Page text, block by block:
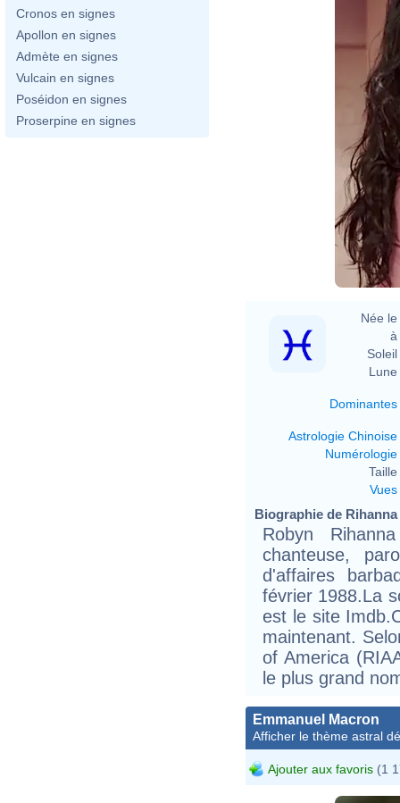
Cronos en signes
Apollon en signes
Admète en signes
Vulcain en signes
Poséidon en signes
Proserpine en signes
Née le
à
Soleil
Lune
Dominantes
Astrologie Chinoise
Numérologie
Taille
Vues
Biographie de
Robyn
chanteuse,
d'affaires
février 1988.La
est le site
maintenant.
of America
le plus grand
Emmanuel Macron
Afficher le thème astral
Ajouter aux favoris (1